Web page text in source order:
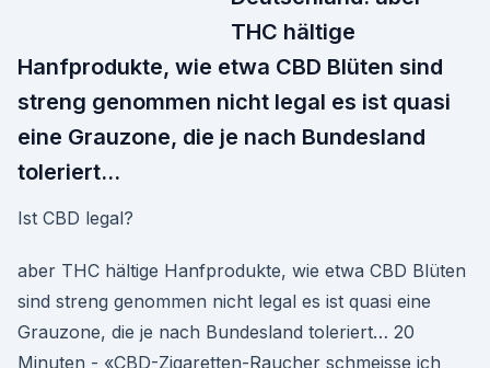
THC hältige
Hanfprodukte, wie etwa CBD Blüten sind
streng genommen nicht legal es ist quasi
eine Grauzone, die je nach Bundesland
toleriert…
Ist CBD legal?
aber THC hältige Hanfprodukte, wie etwa CBD Blüten
sind streng genommen nicht legal es ist quasi eine
Grauzone, die je nach Bundesland toleriert… 20
Minuten - «CBD-Zigaretten-Raucher schmeisse ich